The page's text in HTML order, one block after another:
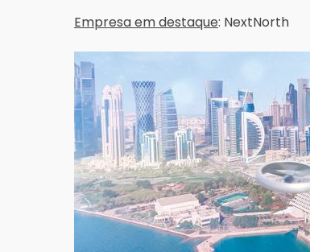
Empresa em destaque: NextNorth